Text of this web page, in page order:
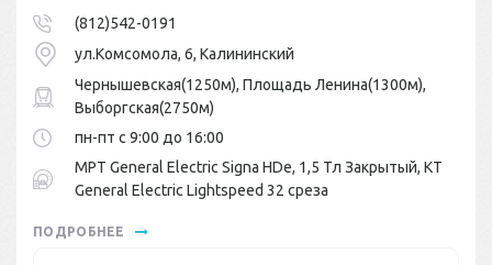
(812)542-0191
ул.Комсомола, 6, Калининский
Чернышевская(1250м), Площадь Ленина(1300м),
Выборгская(2750м)
пн-пт с 9:00 до 16:00
МРТ General Electric Signa HDe, 1,5 Тл Закрытый, КТ
General Electric Lightspeed 32 среза
ПОДРОБНЕЕ